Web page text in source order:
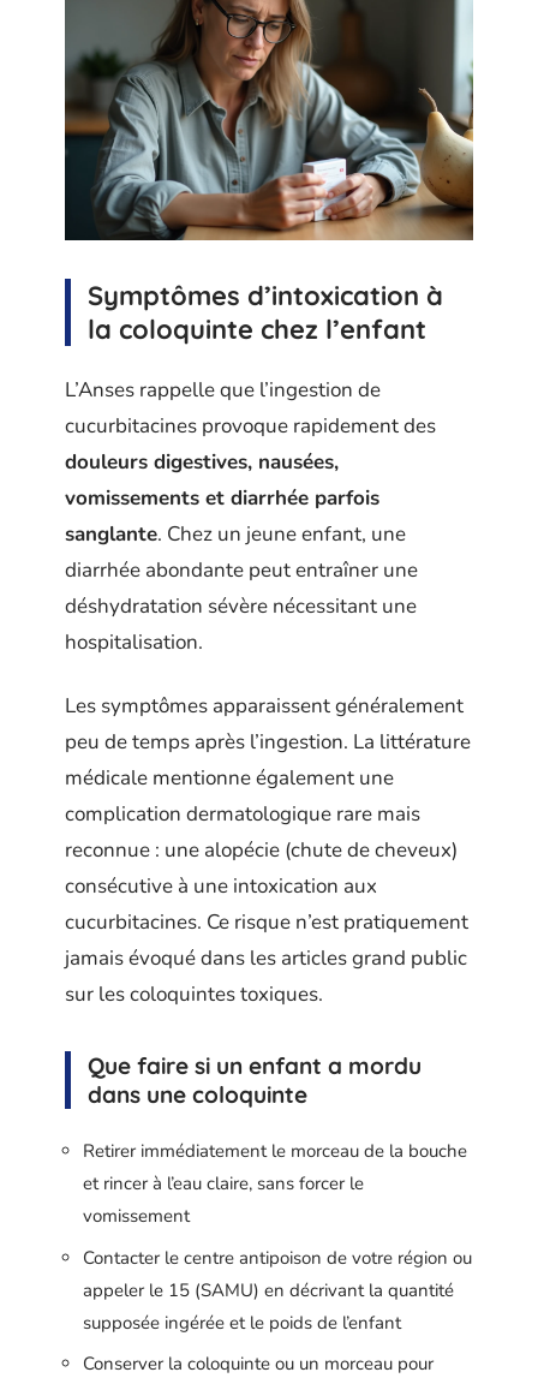
Symptômes d’intoxication à
la coloquinte chez l’enfant
L’Anses rappelle que l’ingestion de
cucurbitacines provoque rapidement des
douleurs digestives, nausées,
vomissements et diarrhée parfois
sanglante. Chez un jeune enfant, une
diarrhée abondante peut entraîner une
déshydratation sévère nécessitant une
hospitalisation.
Les symptômes apparaissent généralement
peu de temps après l’ingestion. La littérature
médicale mentionne également une
complication dermatologique rare mais
reconnue : une alopécie (chute de cheveux)
consécutive à une intoxication aux
cucurbitacines. Ce risque n’est pratiquement
jamais évoqué dans les articles grand public
sur les coloquintes toxiques.
Que faire si un enfant a mordu
dans une coloquinte
Retirer immédiatement le morceau de la bouche
et rincer à l’eau claire, sans forcer le
vomissement
Contacter le centre antipoison de votre région ou
appeler le 15 (SAMU) en décrivant la quantité
supposée ingérée et le poids de l’enfant
Conserver la coloquinte ou un morceau pour